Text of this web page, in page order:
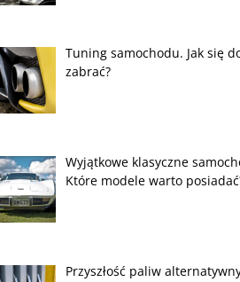
Tuning samochodu. Jak się
zabrać?
Wyjątkowe klasyczne
Które modele warto
Przyszłość paliw